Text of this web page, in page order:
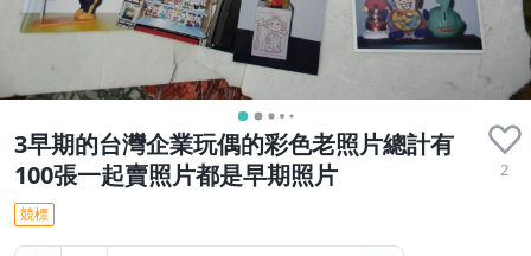
3早期的台灣企業玩偶的彩色老照片總計有
100張一起賣照片都是早期照片
2
競標